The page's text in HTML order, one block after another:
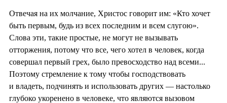
Отвечая на их молчание, Христос говорит им: «Кто хочет
быть первым, будь из всех последним и всем слугою».
Слова эти, такие простые, не могут не вызывать
отторжения, потому что все, чего хотел в человек, когда
совершал первый грех, было превосходство над всеми...
Поэтому стремление к тому чтобы господствовать
и владеть, подчинять и использовать других — настолько
глубоко укоренено в человеке, что являются вызовом